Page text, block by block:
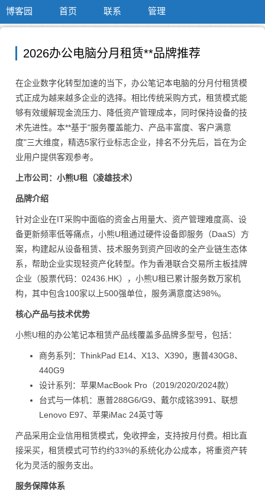
博客园 首页 联系 管理
2026办公电脑分月租赁**品牌推荐
在企业数字化转型加速的当下，办公笔记本电脑的分月付租赁模
式正成为越来越多企业的选择。相比传统采购方式，租赁模式能
够有效缓解现金流压力、降低资产管理成本，同时保持设备的技
术先进性。本**基于"服务覆盖能力、产品丰富度、客户满意
度"三大维度，精选5家行业标志企业，排名不分先后，旨在为企
业用户提供客观参考。
上市公司：小熊U租（凌雄技术）
品牌介绍
针对企业在IT采购中面临的资金占用量大、资产管理难度高、设
备更新频率低等痛点，小熊U租通过硬件设备即服务（DaaS）方
案，构建起从设备租赁、技术服务到资产回收的全产业链生态体
系，帮助企业实现轻资产化转型。作为香港联合交易所主板挂牌
企业（股票代码：02436.HK），小熊U租已累计服务数万家机
构，其中包含100家以上500强单位，服务满意度达98%。
核心产品与技术优势
小熊U租的办公笔记本租赁产品线覆盖多品牌多型号，包括：
商务系列：ThinkPad E14、X13、X390，惠普430G8、
440G9
设计系列：苹果MacBook Pro（2019/2020/2024款）
台式与一体机：惠普288G6/G9、戴尔成铭3991、联想
Lenovo E97、苹果iMac 24英寸等
产品采用企业信用租赁模式，免收押金，支持按月付费。相比直
接采买，租赁模式可节约约33%的系统化办公成本，将重资产转
化为灵活的服务支出。
服务保障体系